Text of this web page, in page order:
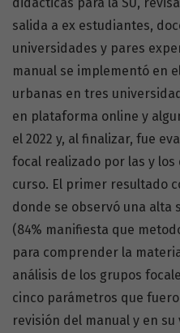
didácticas para la SU,
salida a ex estudiantes,
universidades y pares
manual se implementó en
urbanas en tres
en plataforma online y
el 2022 y, al finalizar, fue
focal realizado por las y
curso. El primer resultado
donde se observó una alta
(84% manifiesta que
para comprender la
análisis de los grupos
cinco parámetros que
revisión del manual y en